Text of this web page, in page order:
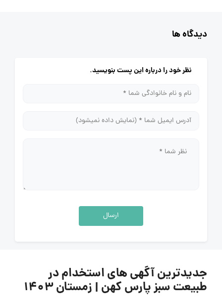
دیدگاه ها
نظر خود را درباره این پست بنویسید.
ارسال
جدیدترین آگهی های استخدام در
طبیعت سبز پارس کهن | زمستان ۱۴۰۳